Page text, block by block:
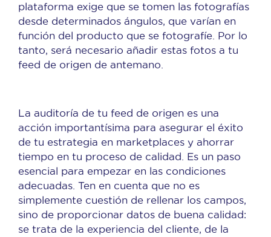
plataforma exige que se tomen las fotografías
desde determinados ángulos, que varían en
función del producto que se fotografíe. Por lo
tanto, será necesario añadir estas fotos a tu
feed de origen de antemano.
La auditoría de tu feed de origen es una
acción importantísima para asegurar el éxito
de tu estrategia en marketplaces y ahorrar
tiempo en tu proceso de calidad. Es un paso
esencial para empezar en las condiciones
adecuadas. Ten en cuenta que no es
simplemente cuestión de rellenar los campos,
sino de proporcionar datos de buena calidad:
se trata de la experiencia del cliente, de la